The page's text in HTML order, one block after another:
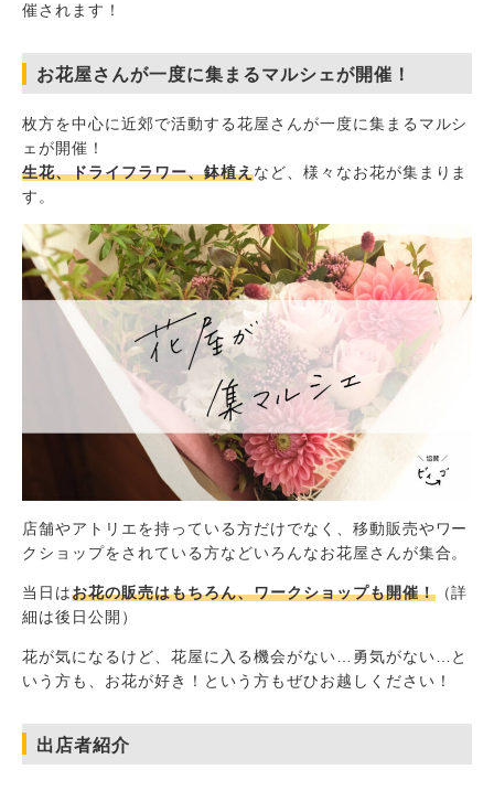
催されます！
お花屋さんが一度に集まるマルシェが開催！
枚方を中心に近郊で活動する花屋さんが一度に集まるマルシ
ェが開催！
生花、ドライフラワー、鉢植えなど、様々なお花が集まりま
す。
店舗やアトリエを持っている方だけでなく、移動販売やワー
クショップをされている方などいろんなお花屋さんが集合。
当日はお花の販売はもちろん、ワークショップも開催！（詳
細は後日公開）
花が気になるけど、花屋に入る機会がない…勇気がない…と
いう方も、お花が好き！という方もぜひお越しください！
出店者紹介